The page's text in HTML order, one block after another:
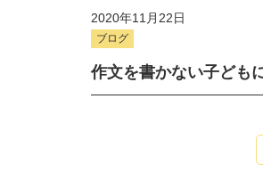
2020年11月22日
ブログ
作文を書かない子ども